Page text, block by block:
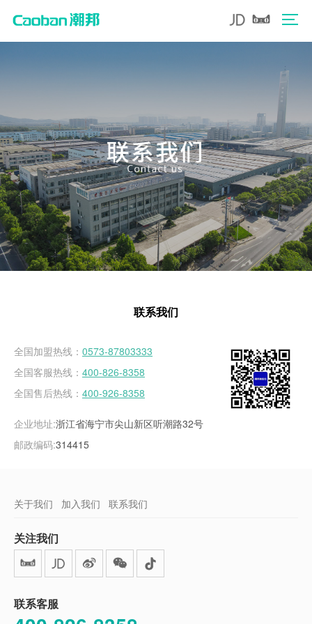
联系我们
全国加盟热线： 0573-87803333
全国客服热线： 400-826-8358
全国售后热线： 400-926-8358
企业地址:浙江省海宁市尖山新区听潮路32号
邮政编码:314415
关于我们 加入我们 联系我们
关注我们
联系客服